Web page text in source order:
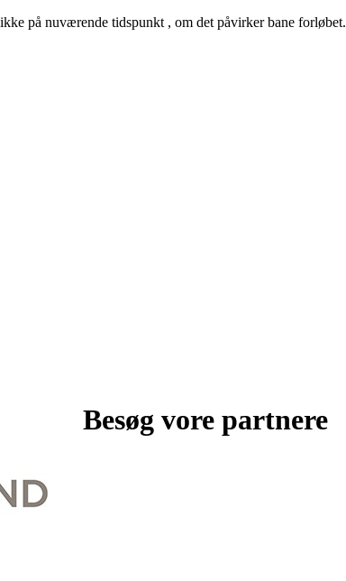
på nuværende tidspunkt , om det påvirker bane forløbet.
Besøg vore partnere